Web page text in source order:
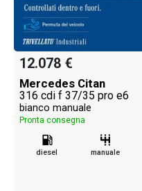
12.078 €
Mercedes Citan
316 cdi f 37/35 pro e6
bianco manuale
Pronta consegna
diesel manuale